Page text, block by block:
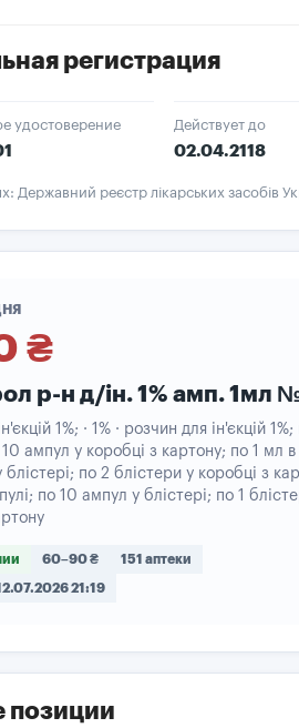
регистрация
удостоверение Действует до
02.04.2118
Державний реєстр лікарських засобів
₴
р-н д/ін. 1% амп. 1мл
1%; · 1% · розчин для ін'єкцій
ампул у коробці з картону; по 1 мл в
по 2 блістери у коробці з
по 10 ампул у блістері; по 1
60–90 ₴ 151 аптеки
21:19
позиции